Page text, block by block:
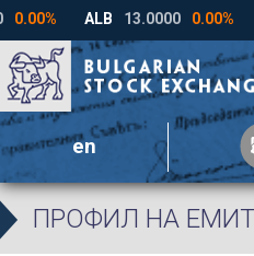
en
ПРОФИЛ НА